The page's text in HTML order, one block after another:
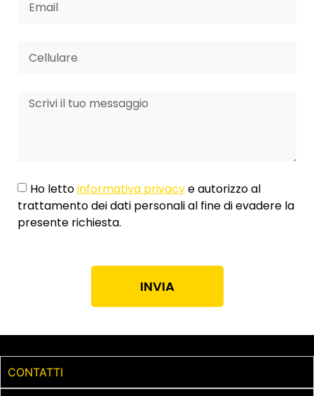
Ho lettoinformativa privacye autorizzo al
trattamento dei dati personali al fine di evadere la
presente richiesta.
INVIA
CONTATTI